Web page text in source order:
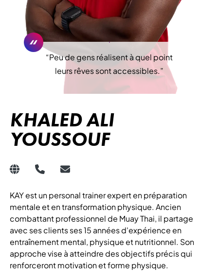
“Peu de gens réalisent à quel point
leurs rêves sont accessibles.”
KHALED ALI
YOUSSOUF
KAY est un personal trainer expert en préparation
mentale et en transformation physique. Ancien
combattant professionnel de Muay Thai, il partage
avec ses clients ses 15 années d'expérience en
entraînement mental, physique et nutritionnel. Son
approche vise à atteindre des objectifs précis qui
renforceront motivation et forme physique.